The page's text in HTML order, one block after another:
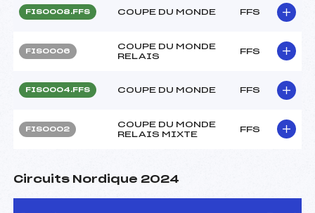
FIS0008.FFS COUPE DU MONDE FFS
FIS0006
COUPE DU MONDE
RELAIS
FFS
FIS0004.FFS COUPE DU MONDE FFS
FIS0002
COUPE DU MONDE
RELAIS MIXTE
FFS
Circuits Nordique 2024